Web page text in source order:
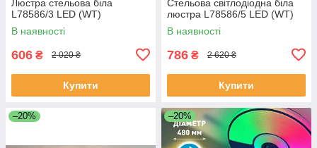
Люстра стельова біла
L78586/3 LED (WT)
В наявності
606 ₴ 2 020 ₴
Купити
Стельова світлодіодна біла
люстра L78586/5 LED (WT)
В наявності
786 ₴ 2 620 ₴
Купити
–20% –20%